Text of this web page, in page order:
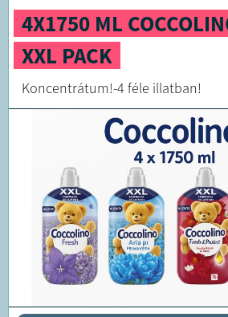
4X1750 ML
XXL PACK
Koncentrátum!-4 féle illatban!